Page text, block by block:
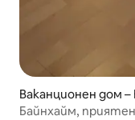
Ваканционен дом –
Байнхайм,